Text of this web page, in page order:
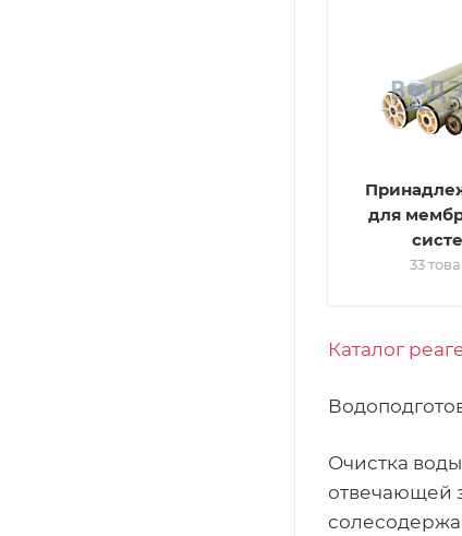
для
33
Каталог
Очистка
отвечающей